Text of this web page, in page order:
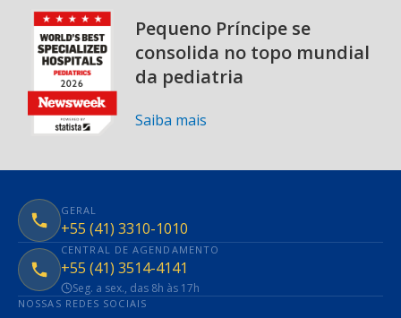
Pequeno Príncipe se
consolida no topo mundial
da pediatria
Saiba mais
GERAL
+55 (41) 3310-1010
CENTRAL DE AGENDAMENTO
+55 (41) 3514-4141
Seg. a sex., das 8h às 17h
NOSSAS REDES SOCIAIS